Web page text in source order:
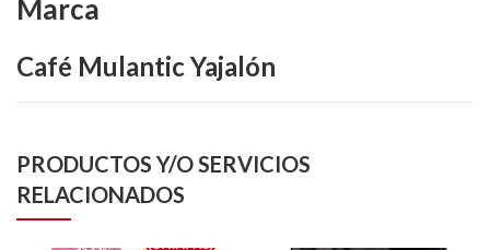
Marca
Café Mulantic Yajalón
PRODUCTOS Y/O SERVICIOS
RELACIONADOS